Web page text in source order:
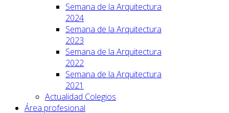
Semana de la Arquitectura
2024
Semana de la Arquitectura
2023
Semana de la Arquitectura
2022
Semana de la Arquitectura
2021
Actualidad Colegios
Área profesional